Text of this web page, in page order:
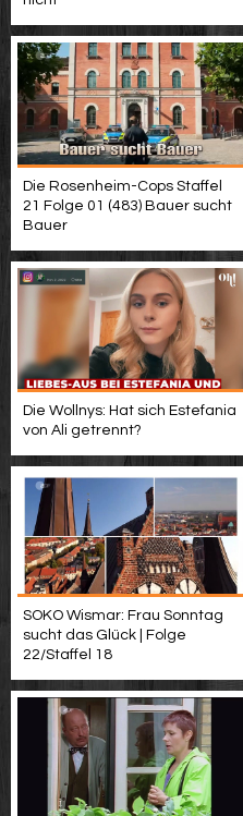
Die Rosenheim-Cops Staffel
21 Folge 01 (483) Bauer sucht
Bauer
Die Wollnys: Hat sich Estefania
von Ali getrennt?
SOKO Wismar: Frau Sonntag
sucht das Glück | Folge
22/Staffel 18